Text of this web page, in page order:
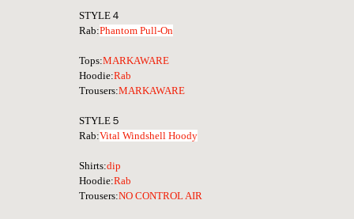
STYLE４
Rab:Phantom Pull-On
Tops:MARKAWARE
Hoodie:Rab
Trousers:MARKAWARE
STYLE５
Rab:Vital Windshell Hoody
Shirts:dip
Hoodie:Rab
Trousers:NO CONTROL AIR